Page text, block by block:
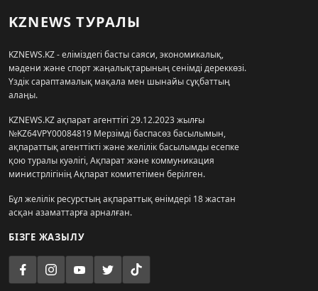
KZNEWS ТУРАЛЫ
KZNEWS.KZ - еліміздегі басты саяси, экономикалық,
мәдени және спорт жаңалықтарының сенімді дереккөзі.
Үздік сараптамалық мақала мен шынайы сұқбаттың
алаңы.
KZNEWS.KZ ақпарат агенттігі 29.12.2023 жылғы
№KZ64VPY00084819 Мерзімді баспасөз басылымын,
ақпараттық агенттікті және желілік басылымды есепке
қою туралы куәлігі, Ақпарат және коммуникация
министрлігінің Ақпарат комитетімен берілген.
Бұл желілік ресурстың ақпараттық өнімдері 18 жастан
асқан азаматтарға арналған.
БІЗГЕ ЖАЗЫЛУ